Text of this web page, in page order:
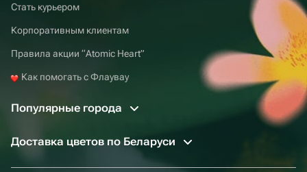
Стать курьером
Корпоративным клиентам
Правила акции “Atomic Heart”
Как помогать с Флаувау
Популярные города
Доставка цветов по Беларуси